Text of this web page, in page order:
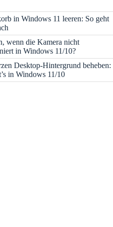
in Windows 11 leeren: So geht
wenn die Kamera nicht
in Windows 11/10?
Desktop-Hintergrund beheben:
in Windows 11/10